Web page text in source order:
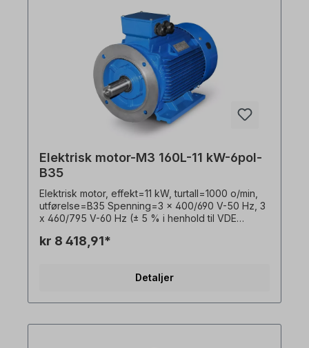
(hvis tilgjengelig). Motorlagrene er konstruert for
clutchdrift. For remdrift anbefaler vi forsterkede
sylindriske rullelagre Elektromotoren er egnet for
bruk med frekvensomformere og for begge
rotasjonsretninger. I henhold til VDE 0105 og IEC
364 må alt arbeid på den elektriske drivenheten
kun utføres av kvalifisert personell. For
modifikasjoner eller spesialutførelser, vennligst
send oss en forespørsel. Alle produktbilder er
uforpliktende eksempler! Med forbehold om
Elektrisk motor-M3 160L-11 kW-6pol-
B35
Elektrisk motor, effekt=11 kW, turtall=1000 o/min,
utførelse=B35 Spenning=3 x 400/690 V-50 Hz, 3
x 460/795 V-60 Hz (± 5 % i henhold til VDE
Virkningsgradsklasse=IE3, virkningsgrad=89,1 %,
PTC-termistorer, Vekt=132 kg, driftsmodus=S1-
hus=grå støpejern, isolasjonsklasse=F (155 °C),
kr 8 418,91*
Detaljer